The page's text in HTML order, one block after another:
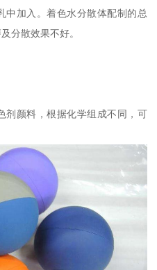
中加入。着色水分散体配制的总
分散效果不好。
剂颜料，根据化学组成不同，可